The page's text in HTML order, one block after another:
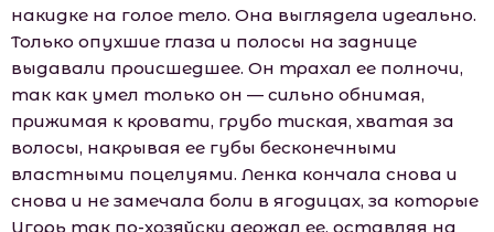
накидке на голое тело. Она выглядела идеально.
Только опухшие глаза и полосы на заднице
выдавали происшедшее. Он трахал ее полночи,
так как умел только он — сильно обнимая,
прижимая к кровати, грубо тиская, хватая за
волосы, накрывая ее губы бесконечными
властными поцелуями. Ленка кончала снова и
снова и не замечала боли в ягодицах, за которые
Игорь так по-хозяйски держал ее, оставляя на